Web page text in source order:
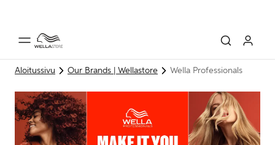
Aloitussivu Our Brands | Wellastore Wella Professionals